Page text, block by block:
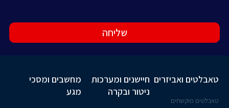
שליחה
טאבלטים ואביזרים
טאבלטים מוקשחים
חיישנים ומערכות
ניטור ובקרה
מחשבים ומסכי
מגע